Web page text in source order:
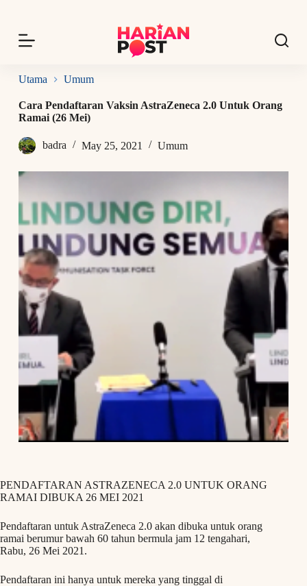
p
o
n
n
Utama Umum
Cara Pendaftaran Vaksin AstraZeneca 2.0 Untuk Orang
Ramai (26 Mei)
badra May 25, 2021 Umum
PENDAFTARAN ASTRAZENECA 2.0 UNTUK ORANG
RAMAI DIBUKA 26 MEI 2021
Pendaftaran untuk AstraZeneca 2.0 akan dibuka untuk orang
ramai berumur bawah 60 tahun bermula jam 12 tengahari,
Rabu, 26 Mei 2021.
Pendaftaran ini hanya untuk mereka yang tinggal di